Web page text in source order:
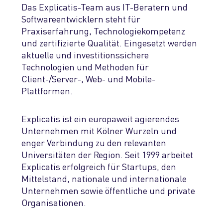
Das Explicatis-Team aus IT-Beratern und
Softwareentwicklern steht für
Praxiserfahrung, Technologiekompetenz
und zertifizierte Qualität. Eingesetzt werden
aktuelle und investitionssichere
Technologien und Methoden für
Client-/Server-, Web- und Mobile-
Plattformen.
Explicatis ist ein europaweit agierendes
Unternehmen mit Kölner Wurzeln und
enger Verbindung zu den relevanten
Universitäten der Region. Seit 1999 arbeitet
Explicatis erfolgreich für Startups, den
Mittelstand, nationale und internationale
Unternehmen sowie öffentliche und private
Organisationen.